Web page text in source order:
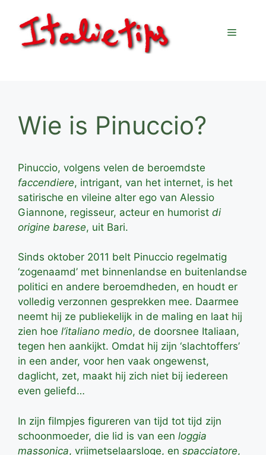
naar
inhoud
Menu
Wie is Pinuccio?
Pinuccio, volgens velen de beroemdste
faccendiere, intrigant, van het internet, is het
satirische en vileine alter ego van Alessio
Giannone, regisseur, acteur en humorist di
origine barese, uit Bari.
Sinds oktober 2011 belt Pinuccio regelmatig
‘zogenaamd’ met binnenlandse en buitenlandse
politici en andere beroemdheden, en houdt er
volledig verzonnen gesprekken mee. Daarmee
neemt hij ze publiekelijk in de maling en laat hij
zien hoe l’italiano medio, de doorsnee Italiaan,
tegen hen aankijkt. Omdat hij zijn ‘slachtoffers’
in een ander, voor hen vaak ongewenst,
daglicht, zet, maakt hij zich niet bij iedereen
even geliefd…
In zijn filmpjes figureren van tijd tot tijd zijn
schoonmoeder, die lid is van een loggia
massonica, vrijmetselaarsloge, en spacciatore,